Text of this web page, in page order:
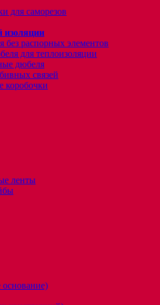
для саморезов
изоляции
без распорных элементов
для теплоизоляции
дюбеля
связей
коробочки
ленты
основание)